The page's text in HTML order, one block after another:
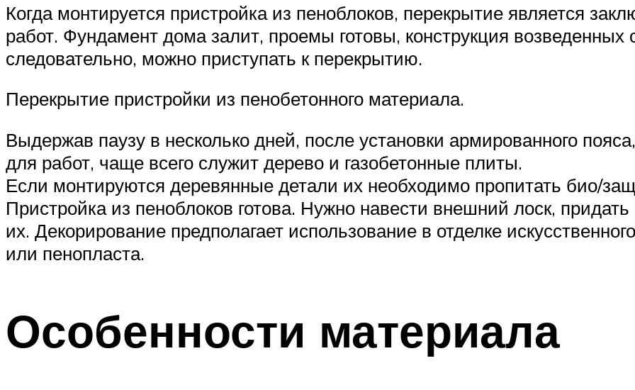
Когда монтируется пристройка из пеноблоков, перекрытие является
работ. Фундамент дома залит, проемы готовы, конструкция возведенных
следовательно, можно приступать к перекрытию.
Перекрытие пристройки из пенобетонного материала.
Выдержав паузу в несколько дней, после установки армированного
для работ, чаще всего служит дерево и газобетонные плиты.
Если монтируются деревянные детали их необходимо пропитать био/
Пристройка из пеноблоков готова. Нужно навести внешний лоск,
их. Декорирование предполагает использование в отделке
или пенопласта.
Особенности материала